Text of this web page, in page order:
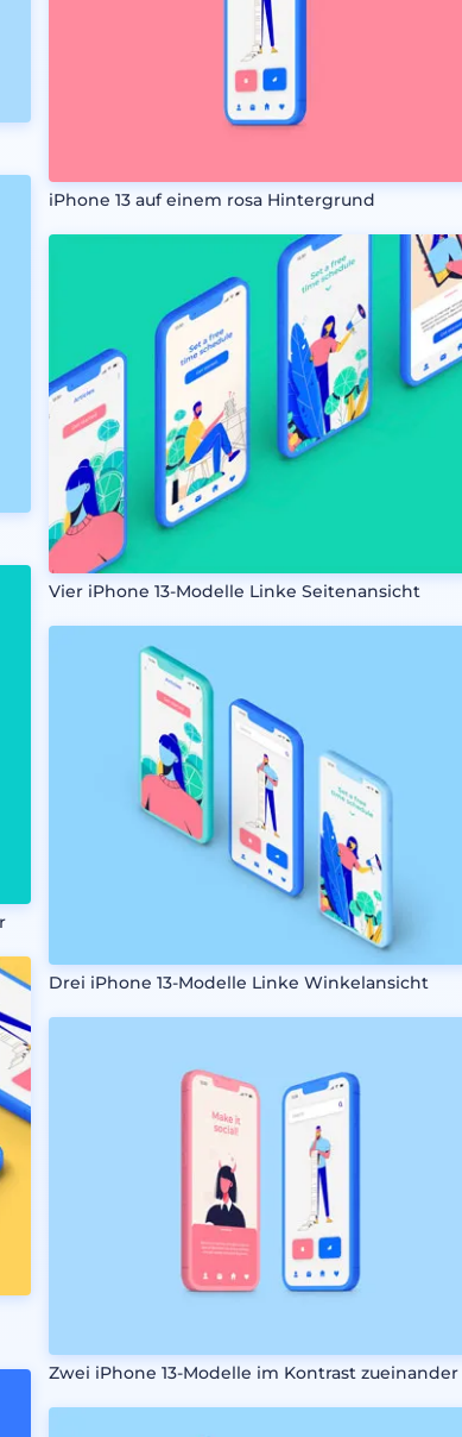
iPhone 13 auf einem rosa Hintergrund
Vier iPhone 13-Modelle Linke Seitenansicht
Drei iPhone 13-Modelle Linke Winkelansicht
Zwei iPhone 13-Modelle im Kontrast zueinander